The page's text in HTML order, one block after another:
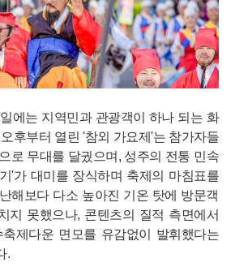
에는 지역민과 관광객이 하나 되는 화
후부터 열린 '참외 가요제'는 참가자들
로 무대를 달궜으며, 성주의 전통 민속
'가 대미를 장식하며 축제의 마침표를
해보다 다소 높아진 기온 탓에 방문객
지 못했으나, 콘텐츠의 질적 측면에서
제다운 면모를 유감없이 발휘했다는
.